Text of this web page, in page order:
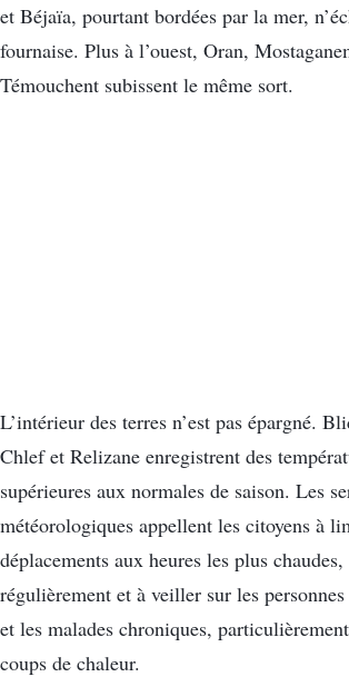
et Béjaïa, pourtant bordées par la mer,
fournaise. Plus à l’ouest, Oran,
Témouchent subissent le même sort.
L’intérieur des terres n’est pas épargné.
Chlef et Relizane enregistrent des
supérieures aux normales de saison. Les
météorologiques appellent les citoyens à
déplacements aux heures les plus chaudes,
régulièrement et à veiller sur les
et les malades chroniques,
coups de chaleur.